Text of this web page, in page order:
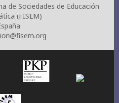
de Sociedades de Educación
(FISEM)